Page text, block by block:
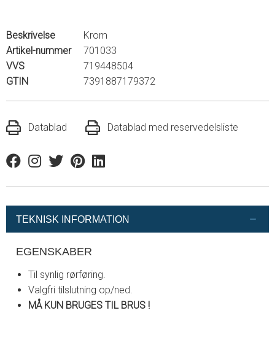
Beskrivelse
Krom
Artikel-nummer
701033
VVS
719448504
GTIN
7391887179372
Datablad Datablad med reservedelsliste
FacebookInstagram
TwitterPinterestLinkedin
TEKNISK INFORMATION
EGENSKABER
Til synlig rørføring.
Valgfri tilslutning op/ned.
MÅ KUN BRUGES TIL BRUS !